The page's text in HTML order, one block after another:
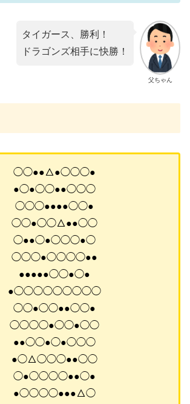
父ちゃん
タイガース、勝利！
ドラゴンズ相手に快勝！
◯◯●●△●◯◯◯●
●◯●◯◯●●◯◯◯
◯◯◯●●●●◯◯●
◯◯●◯◯△●●◯◯
◯●●◯●◯◯◯●◯
◯◯◯●◯◯◯◯●●
●●●●●◯◯●◯●
●◯◯◯◯◯◯◯◯◯
◯◯●◯◯●●◯◯●
◯◯◯◯●◯◯●◯◯
●●◯◯●◯●◯◯◯
●◯△◯◯◯●●◯◯
◯●◯◯◯◯●●◯●
●◯◯◯◯●●●△◯